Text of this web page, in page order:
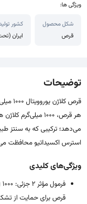
ویژگی ها:
شکل محصول
قرص
کشور
ایران
توضیحات
می‌دهد؛ ترکیبی که به سنتز
استرس اکسیداتیو محافظت
ویژگی‌های کلیدی
قرص برای حمایت از